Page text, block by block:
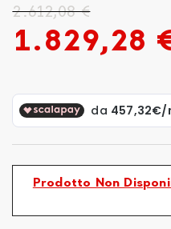
1.829,28 €
2.612,08 €
Prodotto Non